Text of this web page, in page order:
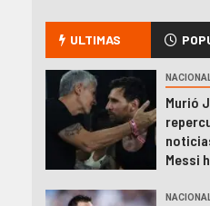
ULTIMAS
Murió
Messi